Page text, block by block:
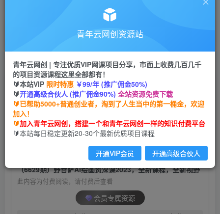
搭建同款网站，自己当老板
首页 创业课程 会员专属 正文
（6629期）野菩萨AI绘画资深课2023，全新课
程，全新视野
青年云网创
2年前发布
关注 私信
（6629期）野菩萨AI绘画资深课2023，全新课程，全新视野
此内容为付费阅读，请付费后查看
会员专属资源
青年云网创资源站
青年云网创 | 专注优质VIP网课项目分享，市面上收费几百几千
的项目资源课程这里全部都有！
🔰本站VIP 限时特惠 ￥99/年 (推广佣金50%)
🔰开通高级合伙人 (推广佣金90%) 全站资源免费下载
🔰已帮助5000+普通创业者，淘到了人生当中的第一桶金，欢迎
加入！
🔰加入青年云网创，搭建一个和青年云网创一样的知识付费平台
🔰本站每日稳定更新20-30个最新优质项目课程
开通VIP会员 开通高级合伙人